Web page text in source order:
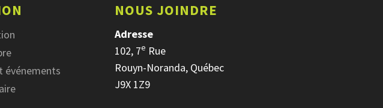
événements
NOUS JOINDRE
Adresse
102, 7e Rue
Rouyn-Noranda, Québec
J9X 1Z9